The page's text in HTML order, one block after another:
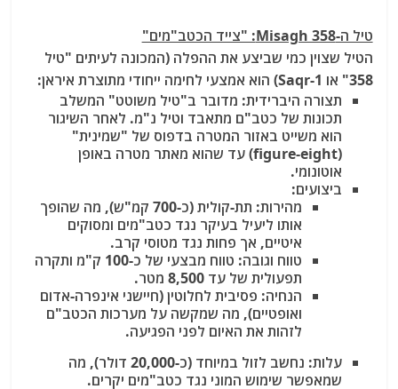
טיל ה-Misagh 358: "צייד הכטב"מים"
הטיל שצוין כמי שביצע את ההפלה (המכונה לעיתים "טיל
358" או Saqr-1) הוא אמצעי לחימה ייחודי מתוצרת איראן:
תצורה היברידית: מדובר ב"טיל משוטט" המשלב
תכונות של כטב"ם מתאבד וטיל נ"מ. לאחר השיגור
הוא משייט באזור המטרה בדפוס של "שמינית"
(figure-eight) עד שהוא מאתר מטרה באופן
אוטונומי.
ביצועים:
מהירות
: תת-קולית (כ-700 קמ"ש), מה שהופך
אותו ליעיל בעיקר נגד כטב"מים ומסוקים
איטיים, אך פחות נגד מטוסי קרב.
טווח וגובה
: טווח מבצעי של כ-100 ק"מ ותקרה
תפעולית של עד 8,500 מטר.
הנחיה: פסיבית לחלוטין (חיישני אינפרה-אדום
ואופטיים), מה שמקשה על מערכות הכטב"ם
לזהות את האיום לפני הפגיעה.
עלות
: נחשב לזול במיוחד (כ-20,000 דולר), מה
שמאפשר שימוש המוני נגד כטב"מים יקרים.